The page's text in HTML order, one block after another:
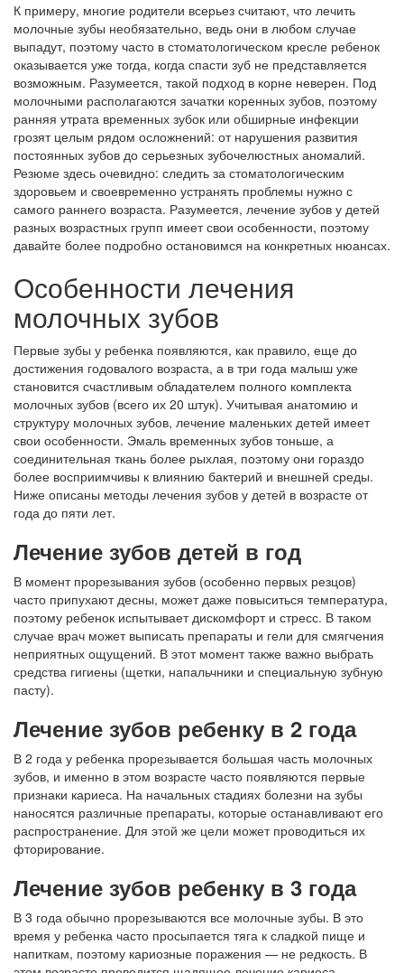
К примеру, многие родители всерьез считают, что лечить
молочные зубы необязательно, ведь они в любом случае
выпадут, поэтому часто в стоматологическом кресле ребенок
оказывается уже тогда, когда спасти зуб не представляется
возможным. Разумеется, такой подход в корне неверен. Под
молочными располагаются зачатки коренных зубов, поэтому
ранняя утрата временных зубок или обширные инфекции
грозят целым рядом осложнений: от нарушения развития
постоянных зубов до серьезных зубочелюстных аномалий.
Резюме здесь очевидно: следить за стоматологическим
здоровьем и своевременно устранять проблемы нужно с
самого раннего возраста. Разумеется, лечение зубов у детей
разных возрастных групп имеет свои особенности, поэтому
давайте более подробно остановимся на конкретных нюансах.
Особенности лечения
молочных зубов
Первые зубы у ребенка появляются, как правило, еще до
достижения годовалого возраста, а в три года малыш уже
становится счастливым обладателем полного комплекта
молочных зубов (всего их 20 штук). Учитывая анатомию и
структуру молочных зубов, лечение маленьких детей имеет
свои особенности. Эмаль временных зубов тоньше, а
соединительная ткань более рыхлая, поэтому они гораздо
более восприимчивы к влиянию бактерий и внешней среды.
Ниже описаны методы лечения зубов у детей в возрасте от
года до пяти лет.
Лечение зубов детей в год
В момент прорезывания зубов (особенно первых резцов)
часто припухают десны, может даже повыситься температура,
поэтому ребенок испытывает дискомфорт и стресс. В таком
случае врач может выписать препараты и гели для смягчения
неприятных ощущений. В этот момент также важно выбрать
средства гигиены (щетки, напальчники и специальную зубную
пасту).
Лечение зубов ребенку в 2 года
В 2 года у ребенка прорезывается большая часть молочных
зубов, и именно в этом возрасте часто появляются первые
признаки кариеса. На начальных стадиях болезни на зубы
наносятся различные препараты, которые останавливают его
распространение. Для этой же цели может проводиться их
фторирование.
Лечение зубов ребенку в 3 года
В 3 года обычно прорезываются все молочные зубы. В это
время у ребенка часто просыпается тяга к сладкой пище и
напиткам, поэтому кариозные поражения — не редкость. В